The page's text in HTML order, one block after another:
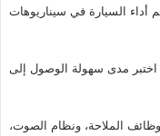
السيارة في سيناريوهات
مدى سهولة الوصول إلى
الملاحة، ونظام الصوت،